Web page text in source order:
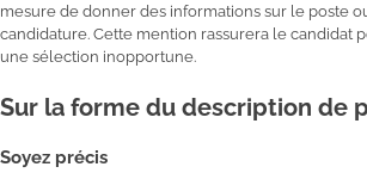
mesure de donner des informations sur le poste
candidature. Cette mention rassurera le candidat
une sélection inopportune.
Sur la forme du description de
Soyez précis